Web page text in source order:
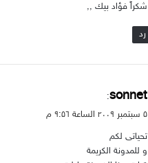
شكراً فؤاد بيك ,,
رد
ي
ل
sonnet
:
۵ سبتمبر ۲۰۰۹ الساعة ۹:۵٦ م
تحياتى لكم
و للمدونة الكريمة